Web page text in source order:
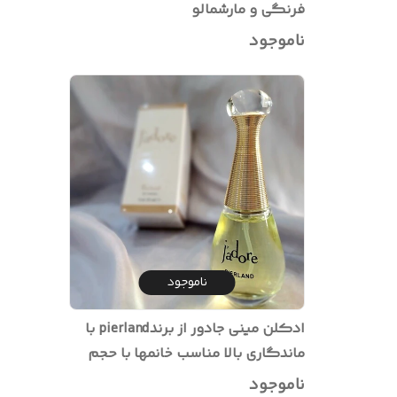
فرنگی و مارشمالو
ناموجود
ناموجود
ادکلن مینی جادور از برندpierland با
ماندگاری بالا مناسب خانمها با حجم
۲۵میل
ناموجود